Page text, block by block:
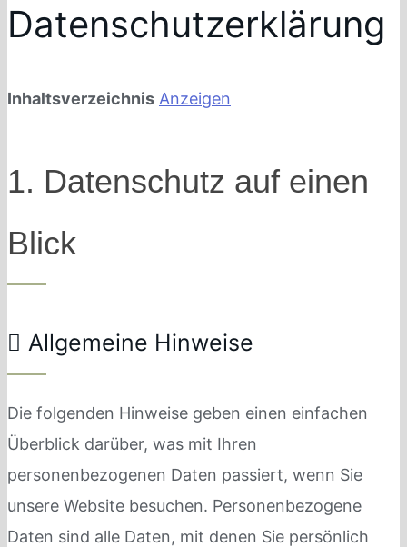
Datenschutzerklärung
Inhaltsverzeichnis Anzeigen
1. Datenschutz auf einen
Blick
Allgemeine Hinweise
Die folgenden Hinweise geben einen einfachen
Überblick darüber, was mit Ihren
personenbezogenen Daten passiert, wenn Sie
unsere Website besuchen. Personenbezogene
Daten sind alle Daten, mit denen Sie persönlich